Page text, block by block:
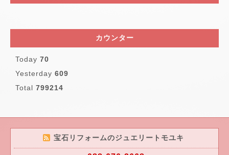
カウンター
Today 70
Yesterday 609
Total 799214
宝石リフォームのジュエリートモユキ